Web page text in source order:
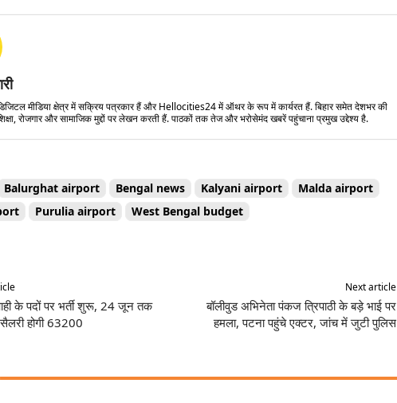
मीडिया क्षेत्र में सक्रिय पत्रकार हैं और Hellocities24 में ऑथर के रूप में कार्यरत हैं. बिहार समेत देशभर की
रोजगार और सामाजिक मुद्दों पर लेखन करती हैं. पाठकों तक तेज और भरोसेमंद खबरें पहुंचाना प्रमुख उद्देश्य है.
Balurghat airport Bengal news Kalyani airport
Malda airport
Purulia airport West Bengal budget
के पदों पर भर्ती शुरू, 24 जून तक
होगी 63200
Next article
बॉलीवुड अभिनेता पंकज त्रिपाठी के बड़े भाई पर
हमला, पटना पहुंचे एक्टर, जांच में जुटी पुलिस